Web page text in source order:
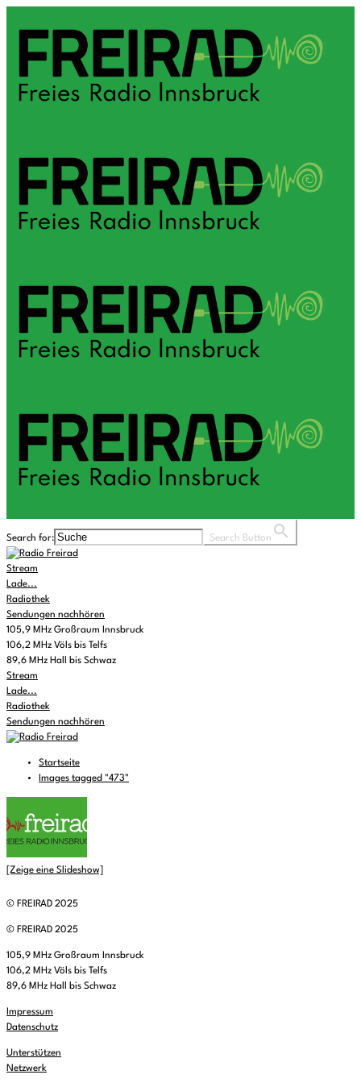
Search for: Search Button
Stream
Lade...
Radiothek
Sendungen nachhören
105,9 MHz Großraum Innsbruck
106,2 MHz Völs bis Telfs
89,6 MHz Hall bis Schwaz
Stream
Lade...
Radiothek
Sendungen nachhören
Startseite
Images tagged "473"
[Zeige eine Slideshow]
© FREIRAD 2025
© FREIRAD 2025
105,9 MHz Großraum Innsbruck
106,2 MHz Völs bis Telfs
89,6 MHz Hall bis Schwaz
Impressum
Datenschutz
Unterstützen
Netzwerk